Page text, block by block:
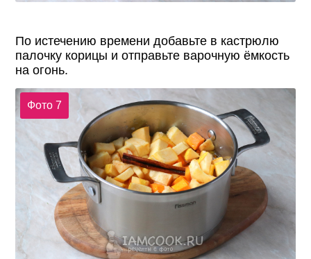
По истечению времени добавьте в кастрюлю
палочку корицы и отправьте варочную ёмкость
на огонь.
Фото 7